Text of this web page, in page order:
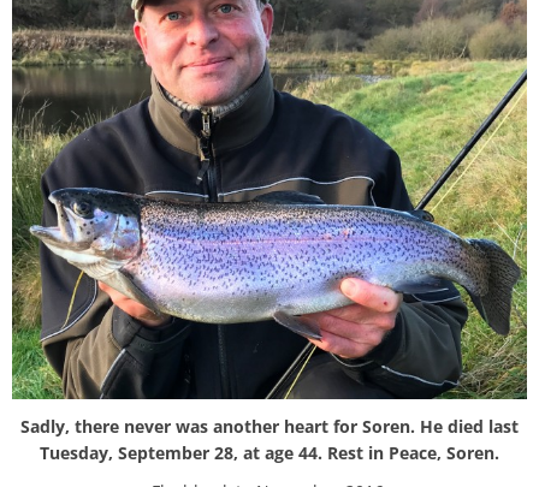
Sadly, there never was another heart for Soren. He died last
Tuesday, September 28, at age 44. Rest in Peace, Soren.